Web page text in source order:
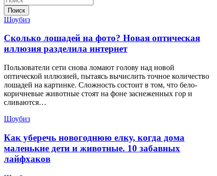
Поиск
Шоубиз
Сколько лошадей на фото? Новая оптическая
иллюзия разделила интернет
Пользователи сети снова ломают голову над новой
оптической иллюзией, пытаясь вычислить точное количество
лошадей на картинке. Сложность состоит в том, что бело-
коричневые животные стоят на фоне заснеженных гор и
сливаются…
Шоубиз
Как уберечь новогоднюю елку, когда дома
маленькие дети и животные. 10 забавных
лайфхаков